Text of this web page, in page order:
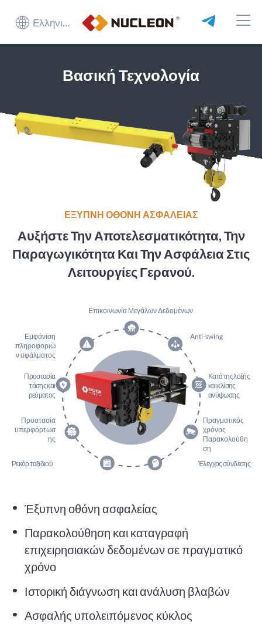
Ελληνικά
Βασική Τεχνολογία
ΕΞΥΠΝΗ ΟΘΟΝΗ ΑΣΦΑΛΕΙΑΣ
Αυξήστε Την Αποτελεσματικότητα, Την
Παραγωγικότητα Και Την Ασφάλεια Στις
Λειτουργίες Γερανού.
Επικοινωνία Μεγάλων Δεδομένων
Anti-swing
Κατά της λοξής
και κλίσης
ανύψωσης
Πραγματικός
χρόνος
Παρακολούθη
ση
Έλεγχος σύνδεσης
Ρεκόρ ταξιδιού
Προστασία
υπερφόρτωσ
ης
Προστασία
τάσης και
ρεύματος
Εμφάνιση
πληροφοριώ
ν σφάλματος
Έξυπνη οθόνη ασφαλείας
Παρακολούθηση και καταγραφή
επιχειρησιακών δεδομένων σε πραγματικό
χρόνο
Ιστορική διάγνωση και ανάλυση βλαβών
Ασφαλής υπολειπόμενος κύκλος